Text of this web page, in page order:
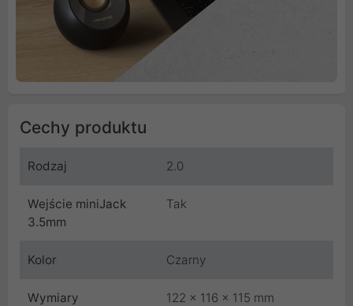
Cechy produktu
Rodzaj 2.0
Wejście miniJack
3.5mm
Tak
Kolor Czarny
Wymiary 122 x 116 x 115 mm